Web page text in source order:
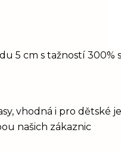
5 cm s tažností 300%
vhodná i pro dětské
našich zákaznic